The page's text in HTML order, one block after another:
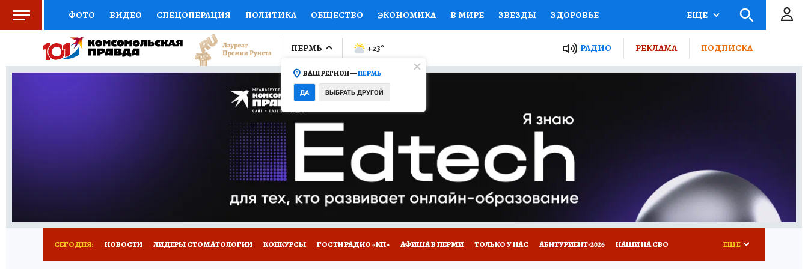
ФОТО ВИДЕО СПЕЦОПЕРАЦИЯ ПОЛИТИКА ОБЩЕСТВО ЭКОНОМИКА В МИРЕ ЗВЕЗДЫ ЗДОРОВЬЕ
СОЦПОДДЕРЖКА НАУКА СПОРТ КОЛУМНИСТЫ ПРОИСШЕСТВИЯ НАЦИОНАЛЬНЫЕ ПРОЕКТЫ РОССИИ
ВЫБОР ЭКСПЕРТОВ ДОКТОР ФИНАНСЫ ОТКРЫВАЕМ МИР Я ЗНАЮ СЕМЬЯ ЖЕНСКИЕ СЕКРЕТЫ ПУТЕВОДИТЕЛЬ
ПРОГНОЗЫ НА СПОРТ ПРОМОКОДЫ СЕРИАЛЫ
ТЕЛЕВИЗОР КОЛЛЕКЦИИ КОНКУРСЫ ГИД ПОТРЕБИТЕЛЯ
НОВОЕ НА САЙТЕ
ЕЩЕ
ПЕРМЬ
ВАШ РЕГИОН —ПЕРМЬ
ДА ВЫБРАТЬ ДРУГОЙ
+23° РАДИО РЕКЛАМА ПОДПИСКА
СЕГОДНЯ: НОВОСТИ ЛИДЕРЫ СТОМАТОЛОГИИ КОНКУРСЫ ГОСТИ РАДИО «КП» АФИША В ПЕРМИ ТОЛЬКО У НАС АБИТУРИЕНТ-2026 НАШИ НА СВО ЕЩЕ